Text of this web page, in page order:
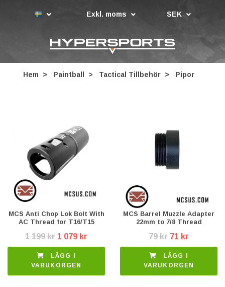
Exkl. moms SEK
Hem Paintball Tactical Tillbehör Pipor
MCS Anti Chop Lok Bolt With
AC Thread for T16/T15
1 199 kr 1 079 kr
VARUKORGEN
MCS Barrel Muzzle Adapter
22mm to 7/8 Thread
79 kr 71 kr
VARUKORGEN